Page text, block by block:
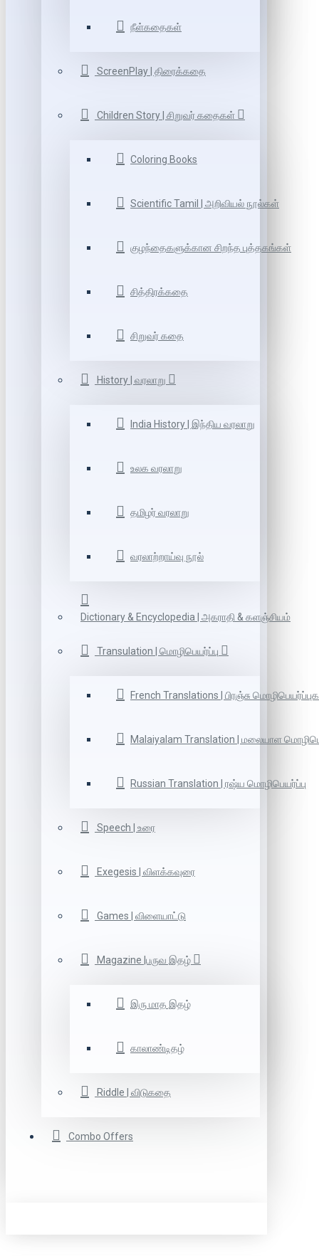
நீள்கதைகள்
ScreenPlay | திரைக்கதை
Children Story | சிறுவர் கதைகள்
Coloring Books
Scientific Tamil | அறிவியல் நூல்கள்
குழந்தைகளுக்கான சிறந்த புத்தகங்கள்
சித்திரக்கதை
சிறுவர் கதை
History | வரலாறு
India History | இந்திய வரலாறு
உலக வரலாறு
தமிழர் வரலாறு
வரலாற்றாய்வு நூல்
Dictionary & Encyclopedia | அகராதி & களஞ்சியம்
Transulation | மொழிபெயர்ப்பு
French Translations | பிரஞ்சு
Malaiyalam Translation | மலையாள
Russian Translation | ரஷ்ய மொழிபெயர்ப்பு
Speech | உரை
Exegesis | விளக்கவுரை
Games | விளையாட்டு
Magazine |பருவ இதழ்
இரு மாத இதழ்
காலாண்டிதழ்
Riddle | விடுகதை
Combo Offers